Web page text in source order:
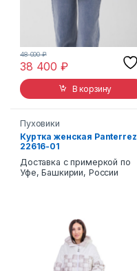
38 400₽
48 000₽
В корзину
Пуховики
Куртка женская Panterrez
22616-01
Доставка с примеркой по
Уфе, Башкирии, России